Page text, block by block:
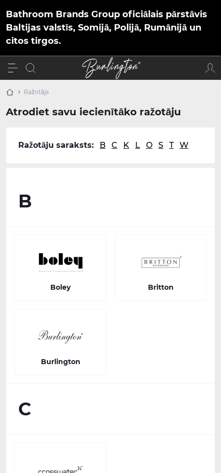
Bathroom Brands Group oficiālais pārstāvis
Baltijas valstīs, Somijā, Polijā, Rumānijā un
citos tirgos.
Ražotājs
Atrodiet savu iecienītāko ražotāju
Ražotāju saraksts: B C K L O S T W
B
Boley Britton
Burlington
C